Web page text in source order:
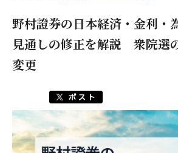
野村證券の日本経済・金利・
見通しの修正を解説 衆院選
変更